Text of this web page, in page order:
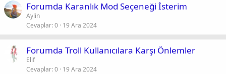
Forumda Karanlık Mod Seçeneği İsterim
Aylin
Cevaplar 0 19 Ara 2024
Forumda Troll Kullanıcılara Karşı Önlemler
Elif
Cevaplar 0 19 Ara 2024